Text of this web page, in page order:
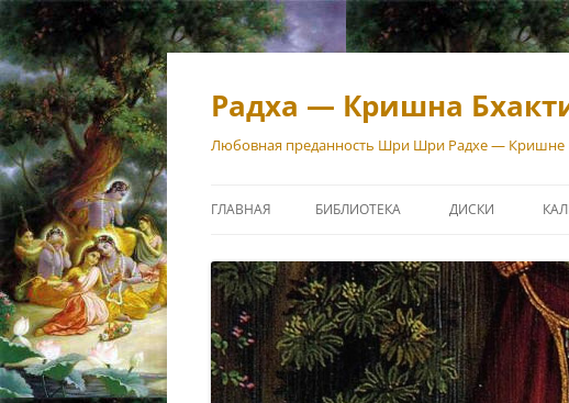
Перейти
Радха — Кришна
Любовная преданность Шри Шри Радхе — Кришне
ГЛАВНАЯ БИБЛИОТЕКА ДИСКИ